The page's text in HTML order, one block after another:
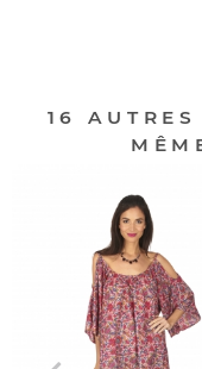
16